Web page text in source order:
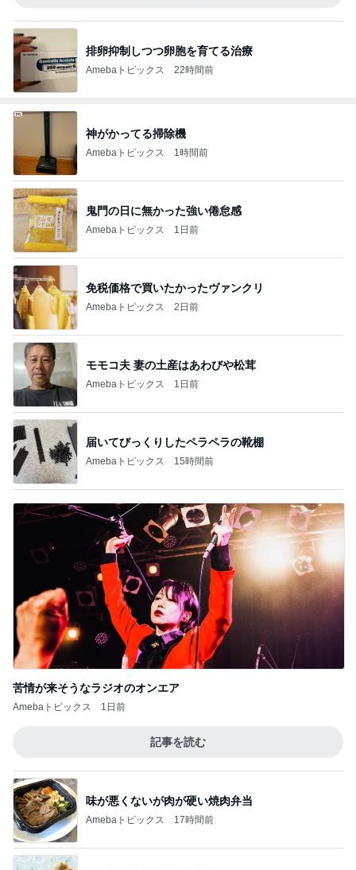
排卵抑制しつつ卵胞を育てる治療
Amebaトピックス 22時間前
神がかってる掃除機
Amebaトピックス 1時間前
鬼門の日に無かった強い倦怠感
Amebaトピックス 1日前
免税価格で買いたかったヴァンクリ
Amebaトピックス 2日前
モモコ夫 妻の土産はあわびや松茸
Amebaトピックス 1日前
届いてびっくりしたペラペラの靴棚
Amebaトピックス 15時間前
苦情が来そうなラジオのオンエア
Amebaトピックス 1日前
記事を読む
味が悪くないが肉が硬い焼肉弁当
Amebaトピックス 17時間前